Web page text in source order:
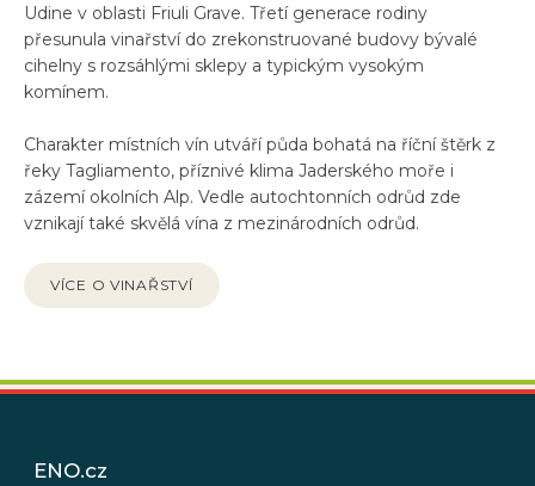
Udine v oblasti Friuli Grave. Třetí generace rodiny
přesunula vinařství do zrekonstruované budovy bývalé
cihelny s rozsáhlými sklepy a typickým vysokým
komínem.
Charakter místních vín utváří půda bohatá na říční štěrk z
řeky Tagliamento, příznivé klima Jaderského moře i
zázemí okolních Alp. Vedle autochtonních odrůd zde
vznikají také skvělá vína z mezinárodních odrůd.
VÍCE O VINAŘSTVÍ
Z
ENO.cz